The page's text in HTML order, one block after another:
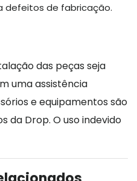
defeitos de fabricação.
das peças seja
uma assistência
e equipamentos são
da Drop. O uso indevido